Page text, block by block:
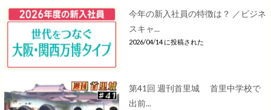
今年の新入社員の特徴は？ ／ビジネ
スキャ...
2026/04/14 に投稿された
第41回 週刊首里城 首里中学校で
出前...